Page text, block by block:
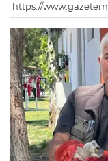
https://